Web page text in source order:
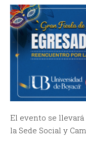
El evento se llevará
la Sede Social y